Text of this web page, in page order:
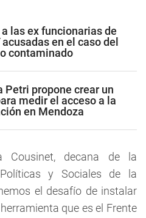
las ex funcionarias de
en el caso del
contaminado
Petri propone crear un
medir el acceso a la
en Mendoza
Cousinet, decana de la
y Sociales de la
el desafío de instalar
que es el Frente